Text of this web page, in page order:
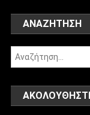
ΑΝΑΖΉΤΗΣΗ